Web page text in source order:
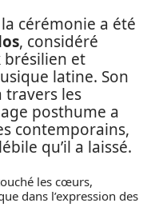
cérémonie a été
, considéré
brésilien et
latine. Son
travers les
posthume a
contemporains,
qu’il a laissé.
les cœurs,
dans l’expression des